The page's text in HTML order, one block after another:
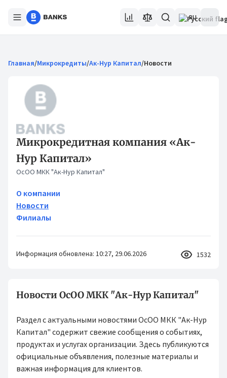
RU
Главная/Микрокредиты/Ак-Нур Капитал/Новости
Микрокредитная компания «Ак-
Нур Капитал»
ОсОО МКК "Ак-Нур Капитал"
О компании
Новости
Филиалы
Информация обновлена: 10:27, 29.06.2026 1532
Новости ОсОО МКК "Ак-Нур Капитал"
Раздел с актуальными новостями ОсОО МКК "Ак-Нур
Капитал" содержит свежие сообщения о событиях,
продуктах и услугах организации. Здесь публикуются
официальные объявления, полезные материалы и
важная информация для клиентов.